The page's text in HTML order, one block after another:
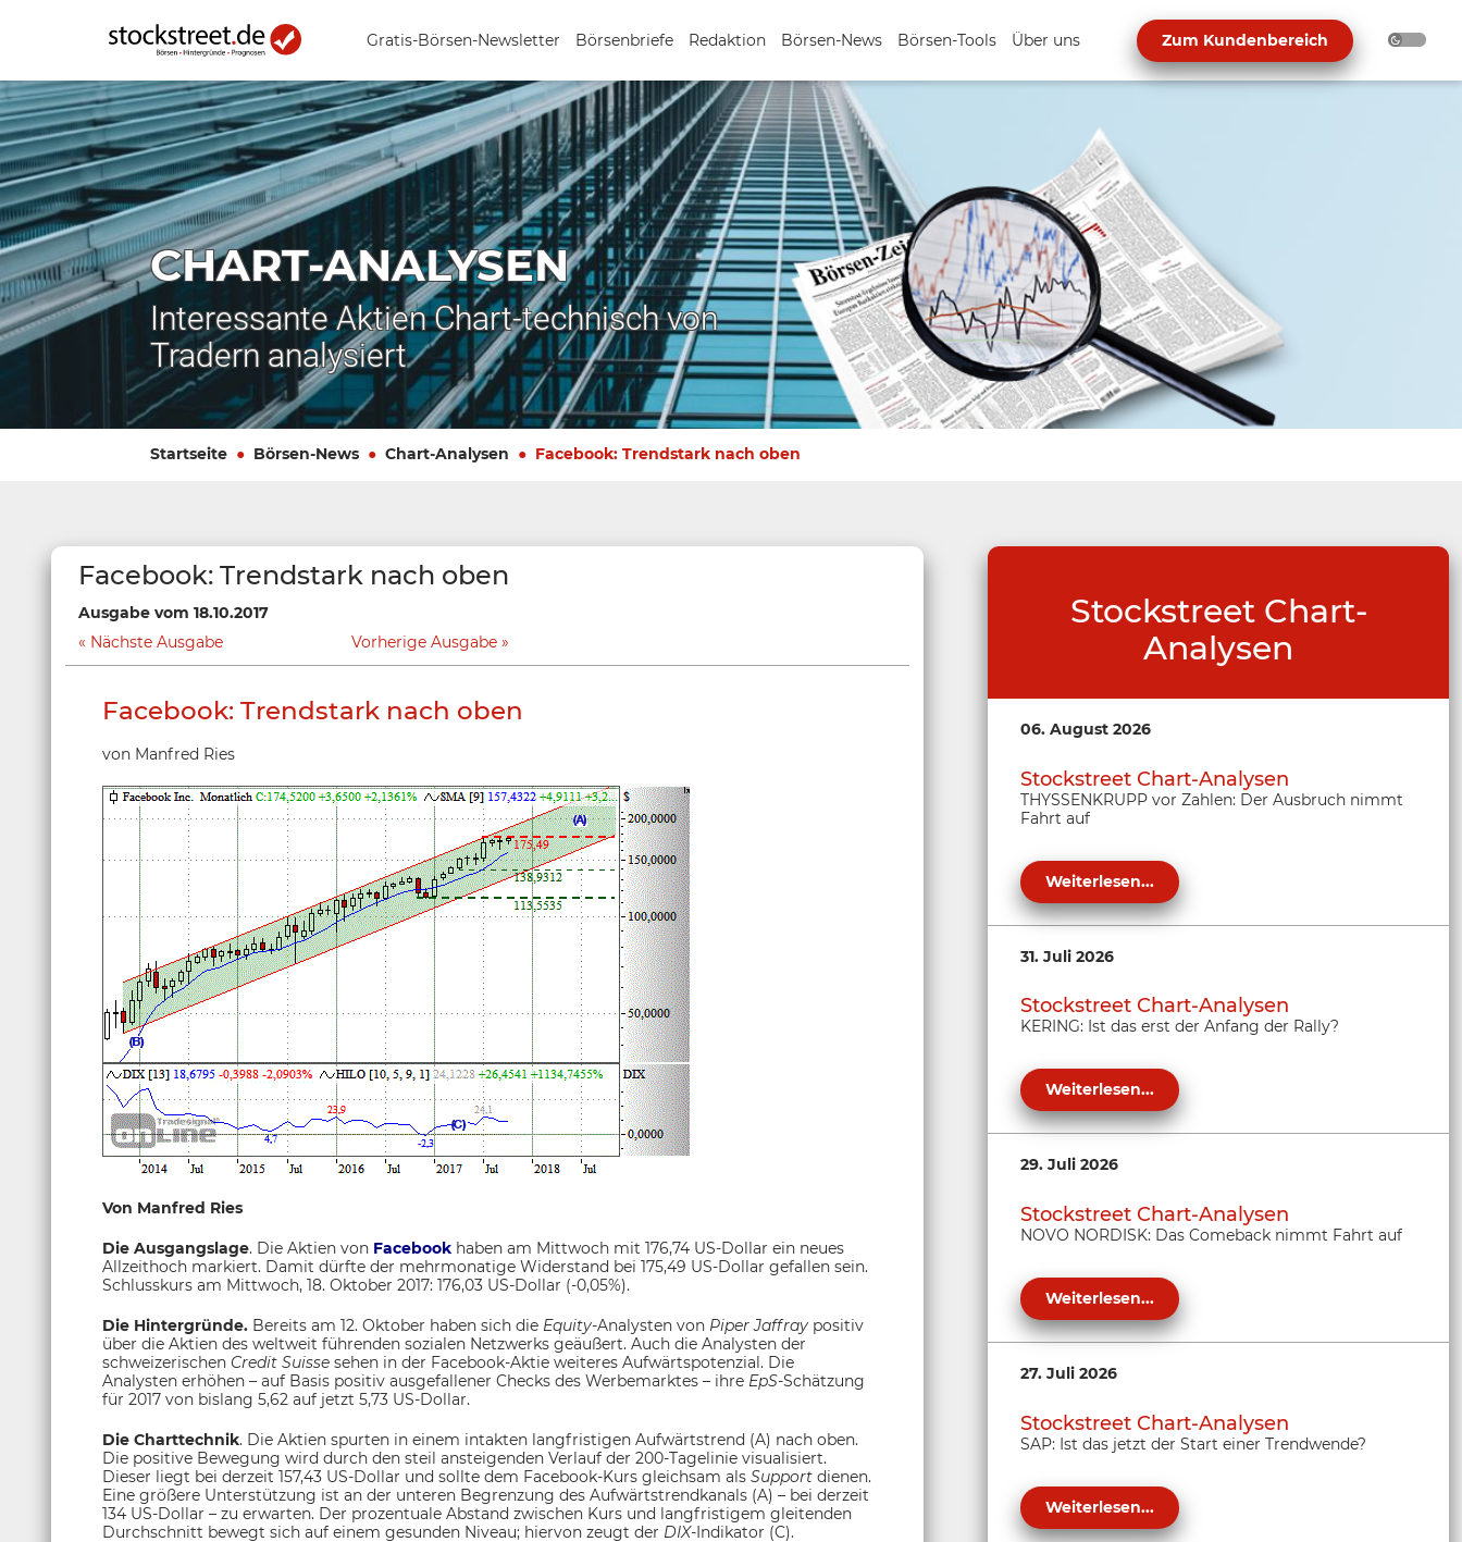
Gratis-Börsen-Newsletter Börsenbriefe Redaktion Börsen-News Börsen-Tools Über uns Zum Kundenbereich
CHART-ANALYSEN
Interessante Aktien Chart-technisch von
Tradern analysiert
Startseite Börsen-News Chart-Analysen Facebook: Trendstark nach oben
Facebook: Trendstark nach oben
Ausgabe vom 18.10.2017
Nächste Ausgabe
Vorherige Ausgabe
Facebook: Trendstark nach oben
von Manfred Ries
Von Manfred Ries
Die Ausgangslage. Die Aktien von Facebook haben am Mittwoch mit 176,74 US-Dollar ein neues
Allzeithoch markiert. Damit dürfte der mehrmonatige Widerstand bei 175,49 US-Dollar gefallen sein.
Schlusskurs am Mittwoch, 18. Oktober 2017: 176,03 US-Dollar (-0,05%).
Die Hintergründe. Bereits am 12. Oktober haben sich die Equity-Analysten von Piper Jaffray positiv
über die Aktien des weltweit führenden sozialen Netzwerks geäußert. Auch die Analysten der
schweizerischen Credit Suisse sehen in der Facebook-Aktie weiteres Aufwärtspotenzial. Die
Analysten erhöhen – auf Basis positiv ausgefallener Checks des Werbemarktes – ihre EpS-Schätzung
für 2017 von bislang 5,62 auf jetzt 5,73 US-Dollar.
Die Charttechnik. Die Aktien spurten in einem intakten langfristigen Aufwärtstrend (A) nach oben.
Die positive Bewegung wird durch den steil ansteigenden Verlauf der 200-Tagelinie visualisiert.
Dieser liegt bei derzeit 157,43 US-Dollar und sollte dem Facebook-Kurs gleichsam als Support dienen.
Eine größere Unterstützung ist an der unteren Begrenzung des Aufwärtstrendkanals (A) – bei derzeit
134 US-Dollar – zu erwarten. Der prozentuale Abstand zwischen Kurs und langfristigem gleitenden
Durchschnitt bewegt sich auf einem gesunden Niveau; hiervon zeugt der DIX-Indikator (C).
Stockstreet Chart-
Analysen
06. August 2026
Stockstreet Chart-Analysen
THYSSENKRUPP vor Zahlen: Der Ausbruch nimmt
Fahrt auf
Weiterlesen...
31. Juli 2026
Stockstreet Chart-Analysen
KERING: Ist das erst der Anfang der Rally?
Weiterlesen...
29. Juli 2026
Stockstreet Chart-Analysen
NOVO NORDISK: Das Comeback nimmt Fahrt auf
Weiterlesen...
27. Juli 2026
Stockstreet Chart-Analysen
SAP: Ist das jetzt der Start einer Trendwende?
Weiterlesen...